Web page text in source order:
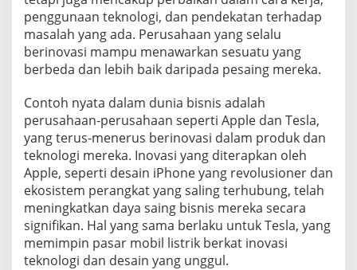
penggunaan teknologi, dan pendekatan terhadap
masalah yang ada. Perusahaan yang selalu
berinovasi mampu menawarkan sesuatu yang
berbeda dan lebih baik daripada pesaing mereka.
Contoh nyata dalam dunia bisnis adalah
perusahaan-perusahaan seperti Apple dan Tesla,
yang terus-menerus berinovasi dalam produk dan
teknologi mereka. Inovasi yang diterapkan oleh
Apple, seperti desain iPhone yang revolusioner dan
ekosistem perangkat yang saling terhubung, telah
meningkatkan daya saing bisnis mereka secara
signifikan. Hal yang sama berlaku untuk Tesla, yang
memimpin pasar mobil listrik berkat inovasi
teknologi dan desain yang unggul.